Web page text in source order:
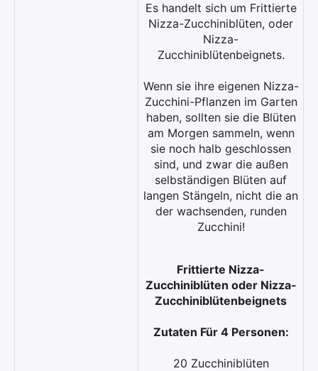
Es handelt sich um Frittierte
Nizza-Zucchiniblüten, oder
Nizza-
Zucchiniblütenbeignets.
Wenn sie ihre eigenen Nizza-
Zucchini-Pflanzen im Garten
haben, sollten sie die Blüten
am Morgen sammeln, wenn
sie noch halb geschlossen
sind, und zwar die außen
selbständigen Blüten auf
langen Stängeln, nicht die an
der wachsenden, runden
Zucchini!
Frittierte Nizza-
Zucchiniblüten oder Nizza-
Zucchiniblütenbeignets
Zutaten Für 4 Personen:
20 Zucchiniblüten